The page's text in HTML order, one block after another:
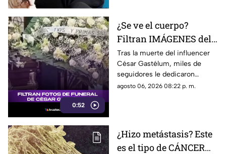
0:52
¿Se ve el cuerpo?
Filtran IMÁGENES del
funeral de César
Gastélum [VIDEO]
Tras la muerte del influencer
César Gastélum, miles de
seguidores le dedicaron
mensajes de despedida,
agosto 06, 2026 08:22 p. m.
¿Hizo metástasis? Este
es el tipo de CÁNCER